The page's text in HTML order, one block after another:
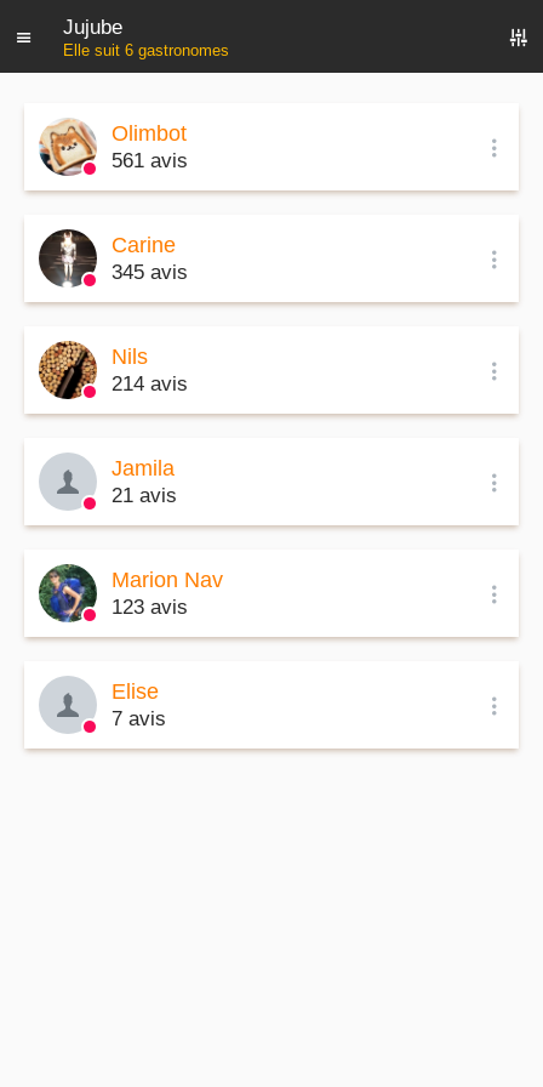
Jujube
Elle suit 6 gastronomes
Olimbot
561 avis
Carine
345 avis
Nils
214 avis
Jamila
21 avis
Marion Nav
123 avis
Elise
7 avis